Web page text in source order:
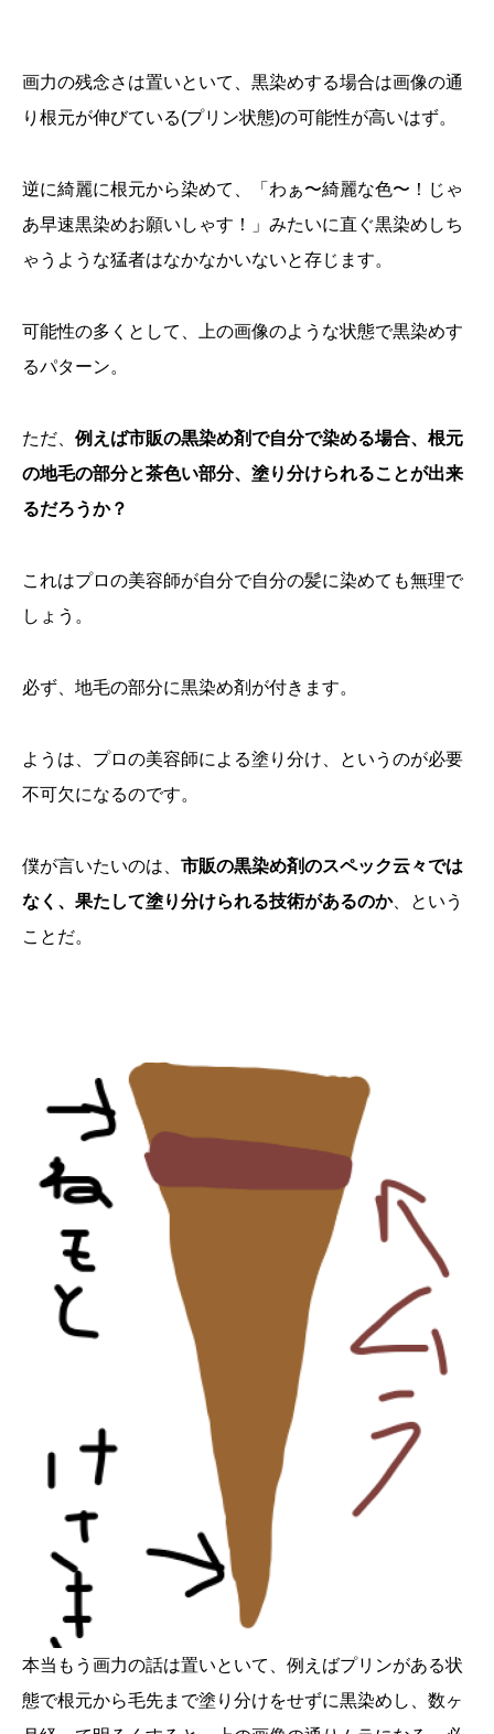
画力の残念さは置いといて、黒染めする場合は画像の通
り根元が伸びている(プリン状態)の可能性が高いはず。
逆に綺麗に根元から染めて、「わぁ〜綺麗な色〜！じゃ
あ早速黒染めお願いしゃす！」みたいに直ぐ黒染めしち
ゃうような猛者はなかなかいないと存じます。
可能性の多くとして、上の画像のような状態で黒染めす
るパターン。
ただ、 例えば市販の黒染め剤で自分で染める場合、根元
の地毛の部分と茶色い部分、塗り分けられることが出来
るだろうか？
これはプロの美容師が自分で自分の髪に染めても無理で
しょう。
必ず、地毛の部分に黒染め剤が付きます。
ようは、プロの美容師による塗り分け、というのが必要
不可欠になるのです。
僕が言いたいのは、 市販の黒染め剤のスペック云々では
なく、果たして塗り分けられる技術があるのか、という
ことだ。
本当もう画力の話は置いといて、例えばプリンがある状
態で根元から毛先まで塗り分けをせずに黒染めし、数ヶ